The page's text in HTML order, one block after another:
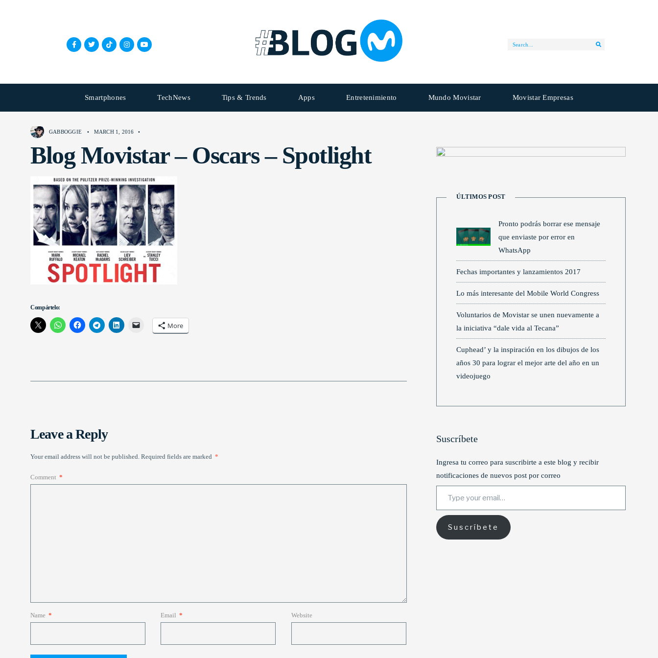
Smartphones TechNews Tips & Trends Apps Entretenimiento Mundo Movistar Movistar Empresas
GABBOGGIE • MARCH 1, 2016 •
Blog Movistar – Oscars – Spotlight
Compártelo:
More
Leave a Reply
Your email address will not be published. Required fields are marked *
Comment *
Name * Email * Website
ÚLTIMOS POST
Pronto podrás borrar ese mensaje
que enviaste por error en
WhatsApp
Fechas importantes y lanzamientos 2017
Lo más interesante del Mobile World Congress
Voluntarios de Movistar se unen nuevamente a
la iniciativa “dale vida al Tecana”
Cuphead’ y la inspiración en los dibujos de los
años 30 para lograr el mejor arte del año en un
videojuego
Suscríbete
Ingresa tu correo para suscribirte a este blog y recibir
notificaciones de nuevos post por correo
Type your email…
Suscríbete